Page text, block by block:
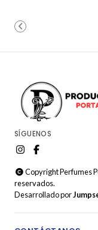
SÍGUENOS
Copyright Perfumes
reservados.
Desarrollado por